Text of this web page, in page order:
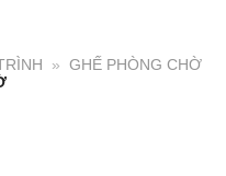
»
GHẾ PHÒNG CHỜ